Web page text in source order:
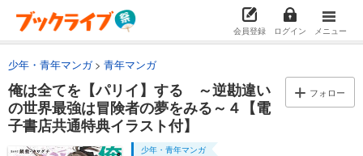
会員登録 ログイン メニュー
少年・青年マンガ 青年マンガ
俺は全てを【パリイ】する ～逆勘違い
の世界最強は冒険者の夢をみる～４【電
子書店共通特典イラスト付】
フォロー
少年・青年マンガ